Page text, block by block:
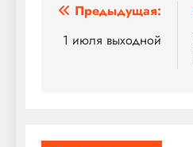
Навигация
по
Предыдущая:
1 июля выходной